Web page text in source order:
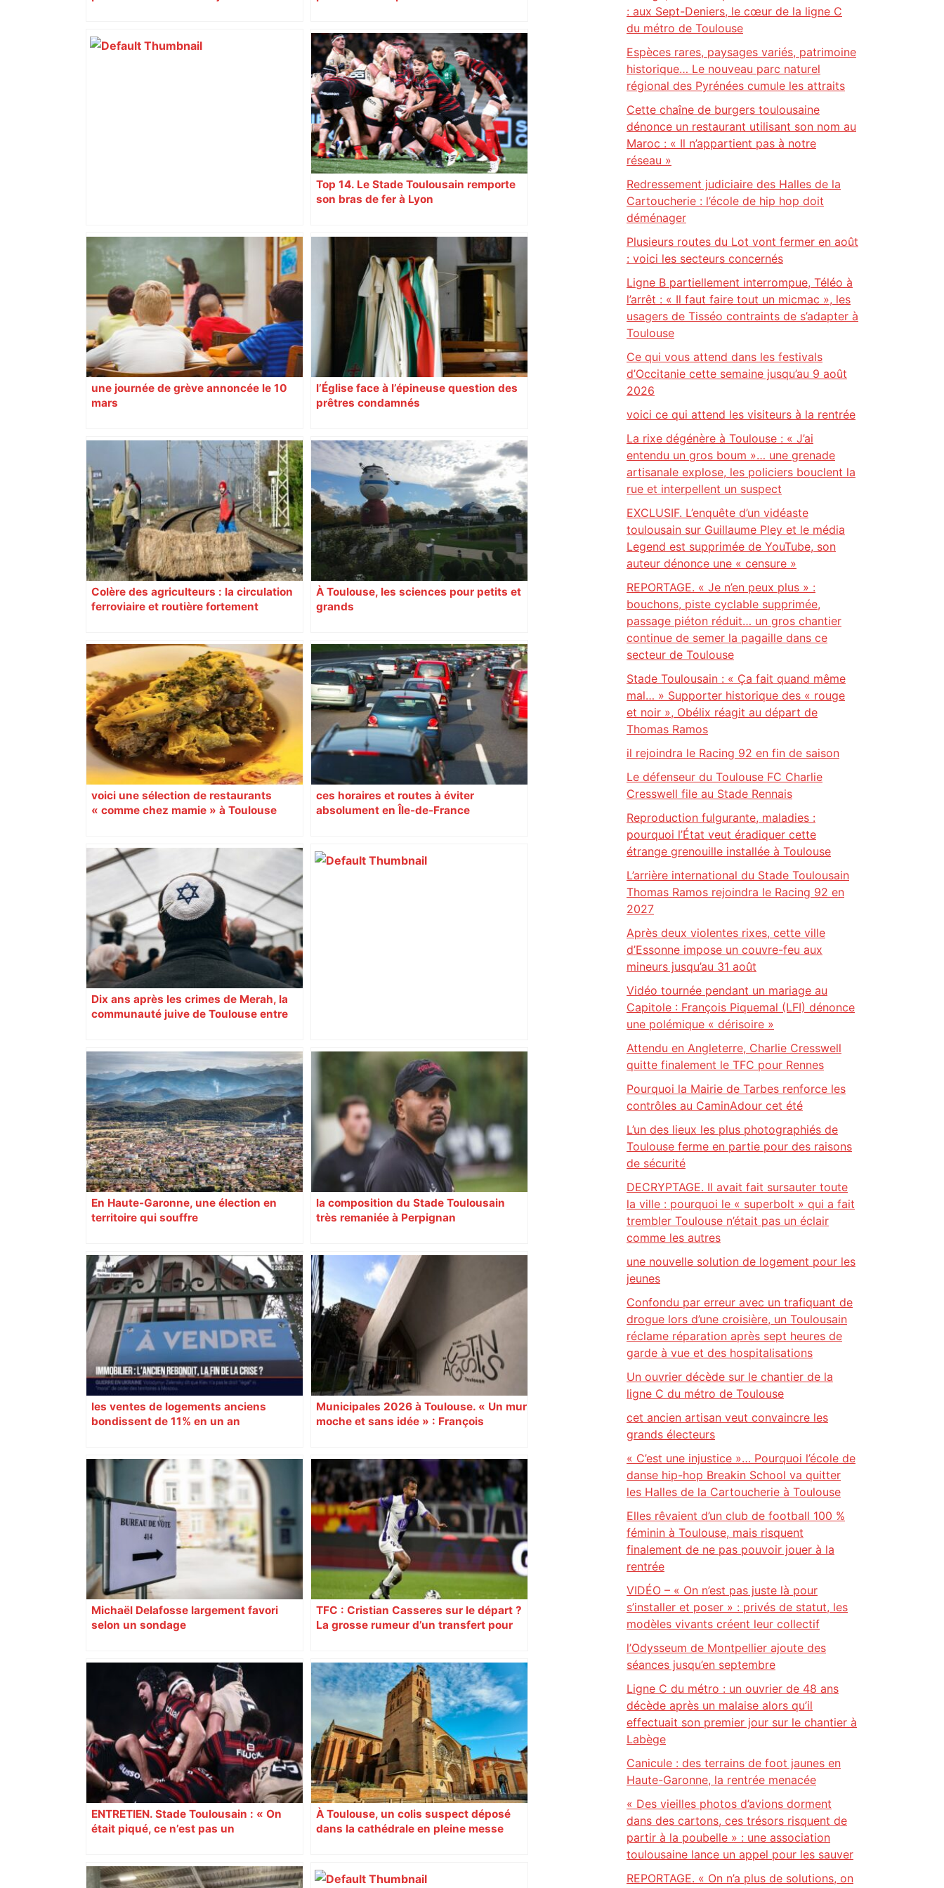
Laines Paysannes : la fibre éthique
s’installe à Toulouse – ladepeche.fr
Top 14. Le Stade Toulousain remporte
son bras de fer à Lyon
une journée de grève annoncée le 10
mars
l’Église face à l’épineuse question des
prêtres condamnés
Colère des agriculteurs : la circulation
ferroviaire et routière fortement
À Toulouse, les sciences pour petits et
grands
voici une sélection de restaurants
« comme chez mamie » à Toulouse
ces horaires et routes à éviter
absolument en Île-de-France
Dix ans après les crimes de Merah, la
communauté juive de Toulouse entre
Coupe de France. Angers-SCO recevra
Toulouse en 16e de finale . Sport –
Maville Angers
En Haute-Garonne, une élection en
territoire qui souffre
la composition du Stade Toulousain
très remaniée à Perpignan
les ventes de logements anciens
bondissent de 11% en un an
Municipales 2026 à Toulouse. « Un mur
moche et sans idée » : François
Augustins
Michaël Delafosse largement favori
selon un sondage
TFC : Cristian Casseres sur le départ ?
La grosse rumeur d’un transfert pour
ENTRETIEN. Stade Toulousain : « On
était piqué, ce n’est pas un
À Toulouse, un colis suspect déposé
dans la cathédrale en pleine messe
: aux Sept-Deniers, le cœur de la ligne C
du métro de Toulouse
Espèces rares, paysages variés, patrimoine
historique… Le nouveau parc naturel
régional des Pyrénées cumule les attraits
Cette chaîne de burgers toulousaine
dénonce un restaurant utilisant son nom au
Maroc : « Il n’appartient pas à notre
réseau »
Redressement judiciaire des Halles de la
Cartoucherie : l’école de hip hop doit
déménager
Plusieurs routes du Lot vont fermer en août
: voici les secteurs concernés
Ligne B partiellement interrompue, Téléo à
l’arrêt : « Il faut faire tout un micmac », les
usagers de Tisséo contraints de s’adapter à
Toulouse
Ce qui vous attend dans les festivals
d’Occitanie cette semaine jusqu’au 9 août
2026
voici ce qui attend les visiteurs à la rentrée
La rixe dégénère à Toulouse : « J’ai
entendu un gros boum »… une grenade
artisanale explose, les policiers bouclent la
rue et interpellent un suspect
EXCLUSIF. L’enquête d’un vidéaste
toulousain sur Guillaume Pley et le média
Legend est supprimée de YouTube, son
auteur dénonce une « censure »
REPORTAGE. « Je n’en peux plus » :
bouchons, piste cyclable supprimée,
passage piéton réduit… un gros chantier
continue de semer la pagaille dans ce
secteur de Toulouse
Stade Toulousain : « Ça fait quand même
mal… » Supporter historique des « rouge
et noir », Obélix réagit au départ de
Thomas Ramos
il rejoindra le Racing 92 en fin de saison
Le défenseur du Toulouse FC Charlie
Cresswell file au Stade Rennais
Reproduction fulgurante, maladies :
pourquoi l’État veut éradiquer cette
étrange grenouille installée à Toulouse
L’arrière international du Stade Toulousain
Thomas Ramos rejoindra le Racing 92 en
2027
Après deux violentes rixes, cette ville
d’Essonne impose un couvre-feu aux
mineurs jusqu’au 31 août
Vidéo tournée pendant un mariage au
Capitole : François Piquemal (LFI) dénonce
une polémique « dérisoire »
Attendu en Angleterre, Charlie Cresswell
quitte finalement le TFC pour Rennes
Pourquoi la Mairie de Tarbes renforce les
contrôles au CaminAdour cet été
L’un des lieux les plus photographiés de
Toulouse ferme en partie pour des raisons
de sécurité
DECRYPTAGE. Il avait fait sursauter toute
la ville : pourquoi le « superbolt » qui a fait
trembler Toulouse n’était pas un éclair
comme les autres
une nouvelle solution de logement pour les
jeunes
Confondu par erreur avec un trafiquant de
drogue lors d’une croisière, un Toulousain
réclame réparation après sept heures de
garde à vue et des hospitalisations
Un ouvrier décède sur le chantier de la
ligne C du métro de Toulouse
cet ancien artisan veut convaincre les
grands électeurs
« C’est une injustice »… Pourquoi l’école de
danse hip-hop Breakin School va quitter
les Halles de la Cartoucherie à Toulouse
Elles rêvaient d’un club de football 100 %
féminin à Toulouse, mais risquent
finalement de ne pas pouvoir jouer à la
rentrée
VIDÉO – « On n’est pas juste là pour
s’installer et poser » : privés de statut, les
modèles vivants créent leur collectif
l’Odysseum de Montpellier ajoute des
séances jusqu’en septembre
Ligne C du métro : un ouvrier de 48 ans
décède après un malaise alors qu’il
effectuait son premier jour sur le chantier à
Labège
Canicule : des terrains de foot jaunes en
Haute-Garonne, la rentrée menacée
« Des vieilles photos d’avions dorment
dans des cartons, ces trésors risquent de
partir à la poubelle » : une association
toulousaine lance un appel pour les sauver
REPORTAGE. « On n’a plus de solutions, on